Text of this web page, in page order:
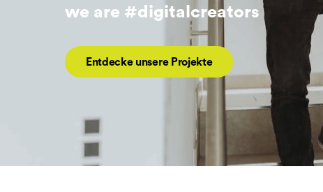
we are #digitalcreators
Entdecke unsere Projekte